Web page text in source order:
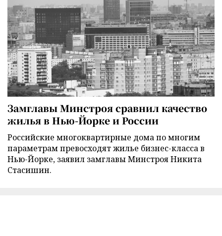
Замглавы Минстроя сравнил качество
жилья в Нью-Йорке и России
Российские многоквартирные дома по многим
параметрам превосходят жилье бизнес-класса в
Нью-Йорке, заявил замглавы Минстроя Никита
Стасишин.